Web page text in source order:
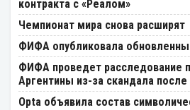
контракта с «Реалом»
Чемпионат мира снова расширят
ФИФА опубликовала
ФИФА проведет расследование
Аргентины из-за скандала
Opta объявила состав